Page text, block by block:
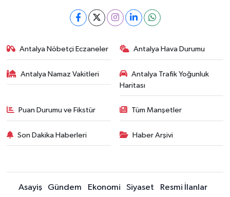
Antalya Nöbetçi Eczaneler Antalya Hava Durumu
Antalya Namaz Vakitleri
Antalya Trafik Yoğunluk
Haritası
Puan Durumu ve Fikstür Tüm Manşetler
Son Dakika Haberleri Haber Arşivi
Asayiş Gündem Ekonomi Siyaset
Resmi İlanlar